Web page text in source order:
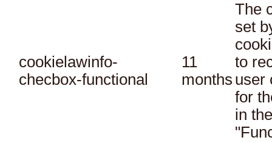
cookielawinfo-
checbox-functional
11
months
The
set
to
user
for
in